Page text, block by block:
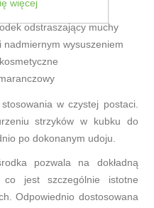
odstraszający muchy
wysuszeniem
w czystej postaci.
strzyków w kubku do
po dokonanym udoju.
pozwala na dokładną
co jest szczególnie istotne
Odpowiednio dostosowana
więcej